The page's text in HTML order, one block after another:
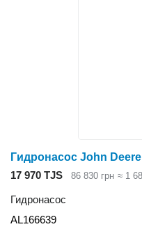
17 970 TJS 86 830 грн ≈ 1
Гидронасос
AL166639